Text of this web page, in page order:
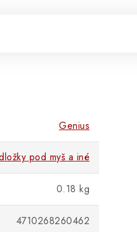
Genius
pod myš a iné
0.18 kg
4710268260462